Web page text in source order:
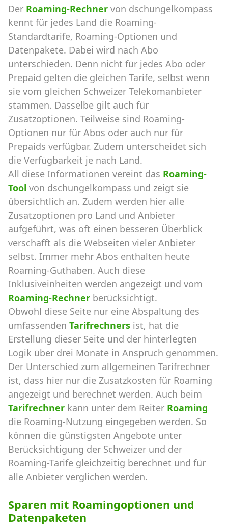
Der Roaming-Rechner von dschungelkompass
kennt für jedes Land die Roaming-
Standardtarife, Roaming-Optionen und
Datenpakete. Dabei wird nach Abo
unterschieden. Denn nicht für jedes Abo oder
Prepaid gelten die gleichen Tarife, selbst wenn
sie vom gleichen Schweizer Telekomanbieter
stammen. Dasselbe gilt auch für
Zusatzoptionen. Teilweise sind Roaming-
Optionen nur für Abos oder auch nur für
Prepaids verfügbar. Zudem unterscheidet sich
die Verfügbarkeit je nach Land.
All diese Informationen vereint das Roaming-
Tool von dschungelkompass und zeigt sie
übersichtlich an. Zudem werden hier alle
Zusatzoptionen pro Land und Anbieter
aufgeführt, was oft einen besseren Überblick
verschafft als die Webseiten vieler Anbieter
selbst. Immer mehr Abos enthalten heute
Roaming-Guthaben. Auch diese
Inklusiveinheiten werden angezeigt und vom
Roaming-Rechner berücksichtigt.
Obwohl diese Seite nur eine Abspaltung des
umfassenden Tarifrechners ist, hat die
Erstellung dieser Seite und der hinterlegten
Logik über drei Monate in Anspruch genommen.
Der Unterschied zum allgemeinen Tarifrechner
ist, dass hier nur die Zusatzkosten für Roaming
angezeigt und berechnet werden. Auch beim
Tarifrechner kann unter dem Reiter Roaming
die Roaming-Nutzung eingegeben werden. So
können die günstigsten Angebote unter
Berücksichtigung der Schweizer und der
Roaming-Tarife gleichzeitig berechnet und für
alle Anbieter verglichen werden.
Sparen mit Roamingoptionen und
Datenpaketen